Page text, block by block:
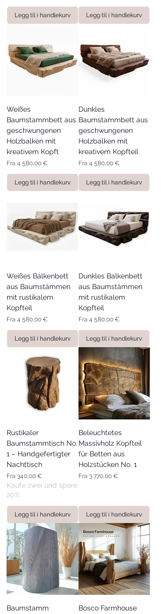
Legg til i handlekurv Legg til i handlekurv
Weißes
Baumstammbett aus
geschwungenen
Holzbalken mit
kreativem Kopft
Fra 4 580,00 €
Salgspris
Legg til i handlekurv
Dunkles
Baumstammbett aus
geschwungenen
Holzbalken mit
kreativem Kopfteil
Fra 4 580,00 €
Salgspris
Legg til i handlekurv
Weißes Balkenbett
aus Baumstämmen
mit rustikalem
Kopfteil
Fra 4 580,00 €
Salgspris
Legg til i handlekurv
Dunkles Balkenbett
aus Baumstämmen
mit rustikalem
Kopfteil
Fra 4 580,00 €
Salgspris
Legg til i handlekurv
Rustikaler
Baumstammtisch No.
1 – Handgefertigter
Nachttisch
Fra 340,00 €
Salgspris
Kaufe zwei und spare
20%
Legg til i handlekurv
Beleuchtetes
Massivholz Kopfteil
für Betten aus
Holzstücken No. 1
Fra 3 770,00 €
Salgspris
Legg til i handlekurv
Baumstamm
Bosco Farmhouse